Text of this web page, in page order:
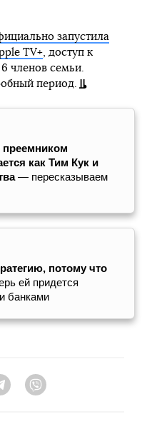
запустила
TV+, доступ к
членов семьи.
период.
как Тим Кук и
— пересказываем
потому что
ей придется
банками
Telegram